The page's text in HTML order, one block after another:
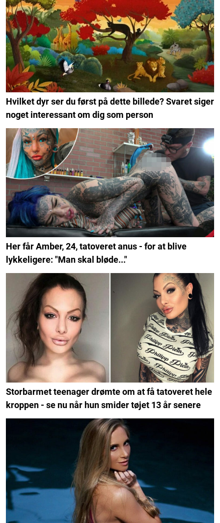
Hvilket dyr ser du først på dette billede? Svaret siger
noget interessant om dig som person
Her får Amber, 24, tatoveret anus - for at blive
lykkeligere: "Man skal bløde..."
Storbarmet teenager drømte om at få tatoveret hele
kroppen - se nu når hun smider tøjet 13 år senere